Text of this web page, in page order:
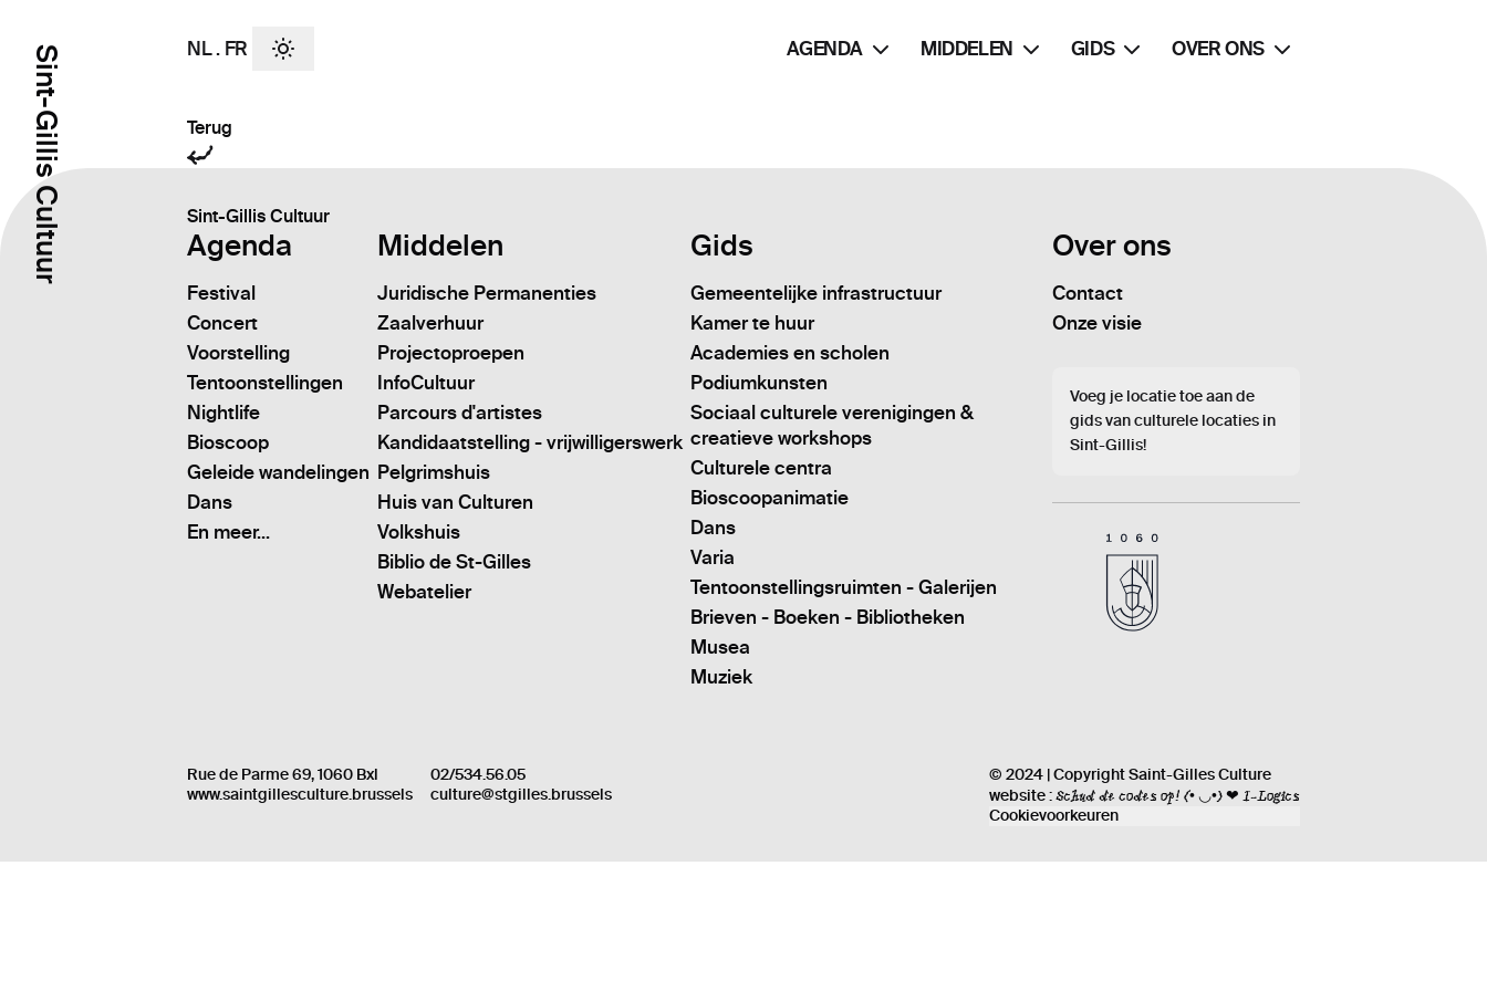
Sint-Gillis Cultuur NL . FR AGENDA MIDDELEN GIDS OVER ONS
Terug
Sint-Gillis Cultuur
Agenda
Festival
Concert
Voorstelling
Tentoonstellingen
Nightlife
Bioscoop
Geleide wandelingen
Dans
En meer...
Middelen
Juridische Permanenties
Zaalverhuur
Projectoproepen
InfoCultuur
Parcours d'artistes
Kandidaatstelling - vrijwilligerswerk
Pelgrimshuis
Huis van Culturen
Volkshuis
Biblio de St-Gilles
Webatelier
Gids
Gemeentelijke infrastructuur
Kamer te huur
Academies en scholen
Podiumkunsten
Sociaal culturele verenigingen &
creatieve workshops
Culturele centra
Bioscoopanimatie
Dans
Varia
Tentoonstellingsruimten - Galerijen
Brieven - Boeken - Bibliotheken
Musea
Muziek
Over ons
Contact
Onze visie
Voeg je locatie toe aan de
gids van culturele locaties in
Sint-Gillis!
Rue de Parme 69, 1060 Bxl
www.saintgillesculture.brussels
02/534.56.05
culture@stgilles.brussels
© 2024 | Copyright Saint-Gilles Culture
website :Schud de codes op! (• ◡•) ❤ I-Logics
Cookievoorkeuren